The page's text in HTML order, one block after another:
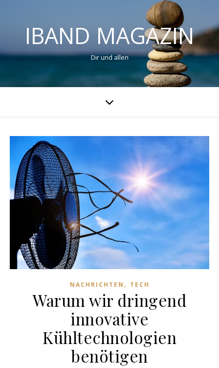
IBAND MAGAZIN
Dir und allen
NACHRICHTEN , TECH
Warum wir dringend
innovative
Kühltechnologien
benötigen